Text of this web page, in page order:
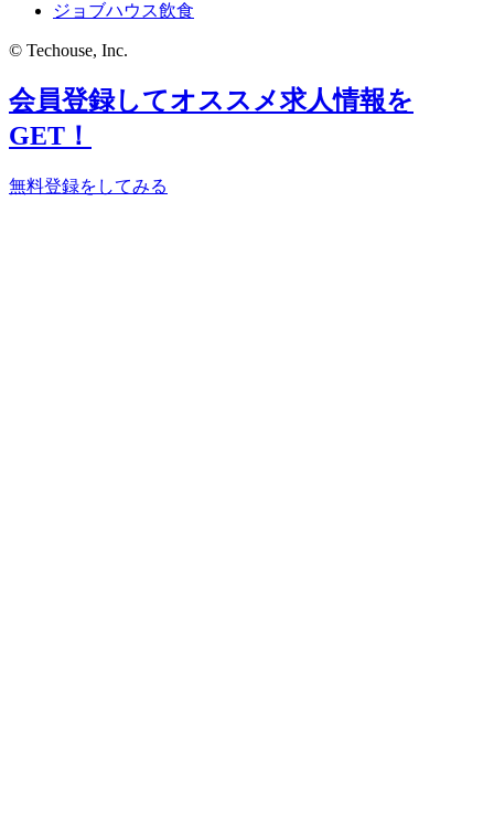
ジョブハウス飲食
© Techouse, Inc.
会員登録してオススメ求人情報を
GET！
無料登録をしてみる